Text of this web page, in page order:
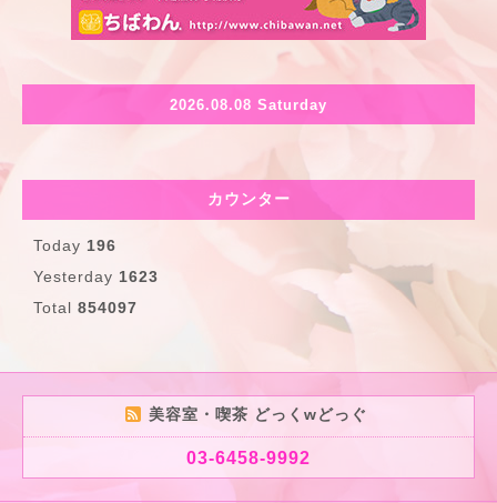
2026.08.08 Saturday
カウンター
Today 196
Yesterday 1623
Total 854097
美容室・喫茶 どっくwどっぐ
03-6458-9992